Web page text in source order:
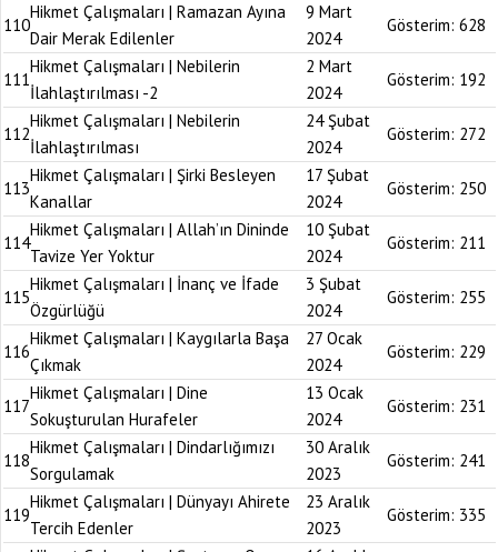
110
Hikmet Çalışmaları | Ramazan Ayına
Dair Merak Edilenler
9 Mart
2024
Gösterim: 628
111
Hikmet Çalışmaları | Nebilerin
İlahlaştırılması -2
2 Mart
2024
Gösterim: 192
112
Hikmet Çalışmaları | Nebilerin
İlahlaştırılması
24 Şubat
2024
Gösterim: 272
113
Hikmet Çalışmaları | Şirki Besleyen
Kanallar
17 Şubat
2024
Gösterim: 250
114
Hikmet Çalışmaları | Allah’ın Dininde
Tavize Yer Yoktur
10 Şubat
2024
Gösterim: 211
115
Hikmet Çalışmaları | İnanç ve İfade
Özgürlüğü
3 Şubat
2024
Gösterim: 255
116
Hikmet Çalışmaları | Kaygılarla Başa
Çıkmak
27 Ocak
2024
Gösterim: 229
117
Hikmet Çalışmaları | Dine
Sokuşturulan Hurafeler
13 Ocak
2024
Gösterim: 231
118
Hikmet Çalışmaları | Dindarlığımızı
Sorgulamak
30 Aralık
2023
Gösterim: 241
119
Hikmet Çalışmaları | Dünyayı Ahirete
Tercih Edenler
23 Aralık
2023
Gösterim: 335